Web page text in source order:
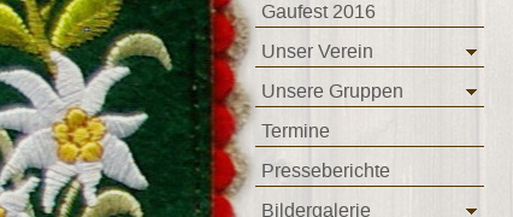
Gaufest 2016
Unser Verein
Unsere Gruppen
Termine
Presseberichte
Bildergalerie